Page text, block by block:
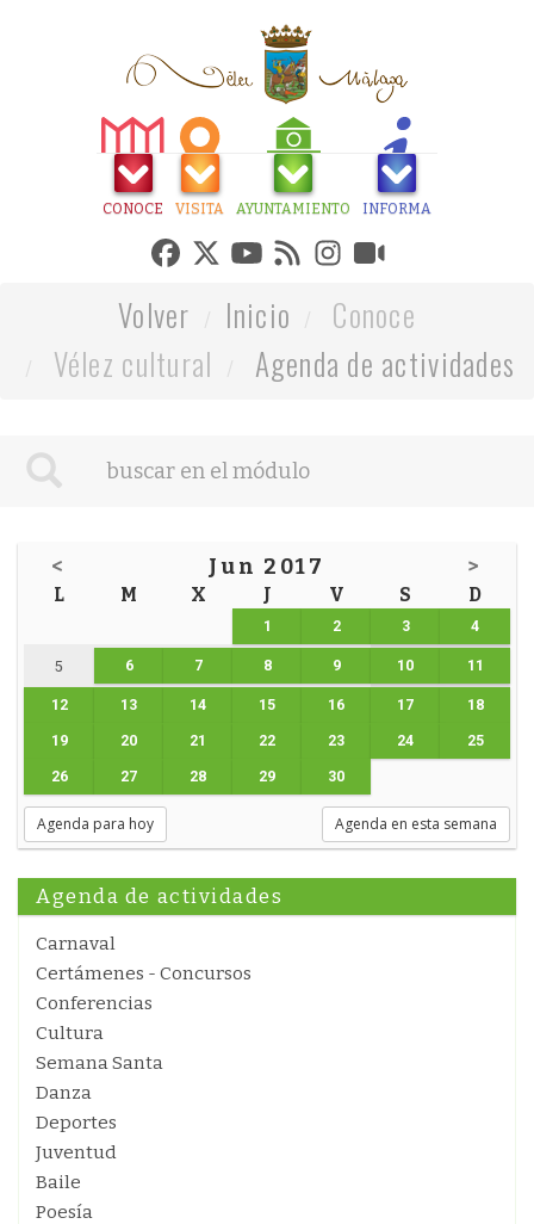
CONOCE VISITA AYUNTAMIENTO INFORMA
Volver Inicio
Conoce
Vélez cultural
Agenda de actividades
< Jun 2017 >
L M X J V S D
1 2 3 4
5 6 7 8 9 10 11
12 13 14 15 16 17 18
19 20 21 22 23 24 25
26 27 28 29 30
Agenda para hoy Agenda en esta semana
Agenda de actividades
Carnaval
Certámenes - Concursos
Conferencias
Cultura
Semana Santa
Danza
Deportes
Juventud
Baile
Poesía